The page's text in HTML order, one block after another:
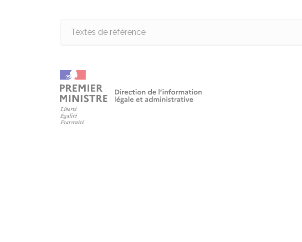
Textes de référence